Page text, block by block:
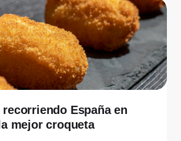
España en
mejor croqueta